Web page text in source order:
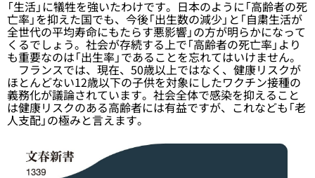
「生活」に犠牲を強いたわけです。日本のように「高齢者の死
亡率」を抑えた国でも、今後「出生数の減少」と「自粛生活が
全世代の平均寿命にもたらす悪影響」の方が明らかになって
くるでしょう。社会が存続する上で「高齢者の死亡率」より
も重要なのは「出生率」であることを忘れてはいけません。
フランスでは、現在、50歳以上ではなく、健康リスクが
ほとんどない12歳以下の子供を対象にしたワクチン接種の
義務化が議論されています。社会全体で感染を抑えること
は健康リスクのある高齢者には有益ですが、これなども「老
人支配」の極みと言えます。